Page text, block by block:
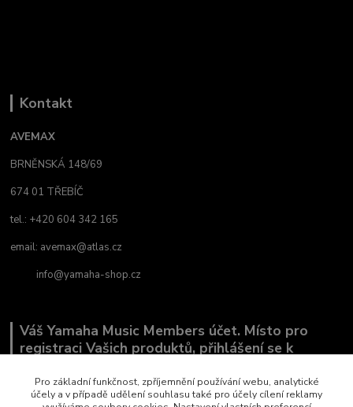
Kontakt
AVEMAX
BRNĚNSKÁ 148/69
674 01 TŘEBÍČ
tel.: +420 604 342 165
email: avemax@atlas.cz
info@yamaha-shop.cz
Váš Yamaha Music Members účet. Místo pro
registraci Vašich produktů, přihlášení se k
co Vás zajímá.
Pro základní funkčnost, zpříjemnění používání webu, analytické
účely a v případě udělení souhlasu také pro účely cílení reklamy